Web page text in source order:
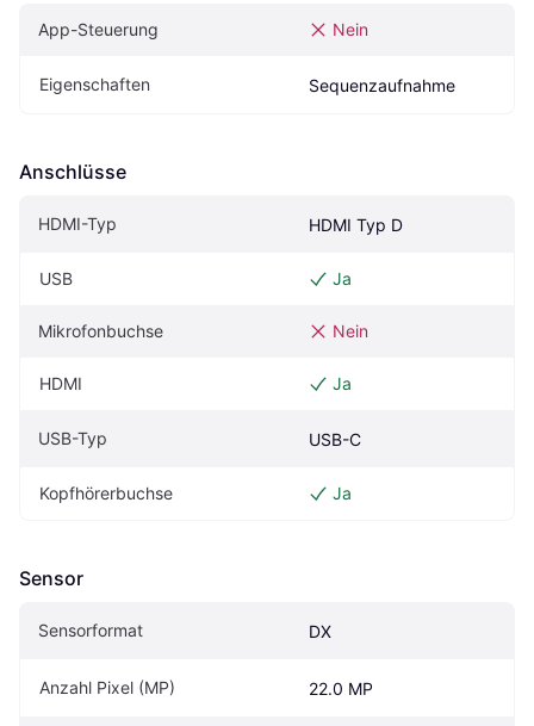
App-Steuerung Nein
Eigen­schaften Sequenzaufnahme
Anschlüsse
HDMI-Typ HDMI Typ D
USB Ja
Mikrofonbuchse Nein
HDMI Ja
USB-Typ USB-C
Kopfhörerbuchse Ja
Sensor
Sensorformat DX
Anzahl Pixel (MP) 22.0 MP